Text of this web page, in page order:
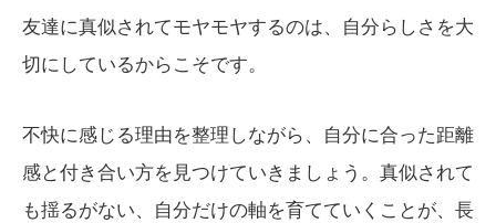
友達に真似されてモヤモヤするのは、自分らしさを大
切にしているからこそです。
不快に感じる理由を整理しながら、自分に合った距離
感と付き合い方を見つけていきましょう。真似されて
も揺るがない、自分だけの軸を育てていくことが、長